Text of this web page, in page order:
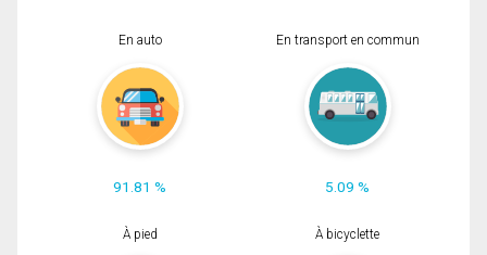
En auto
91.81 %
En transport en commun
5.09 %
À pied À bicyclette